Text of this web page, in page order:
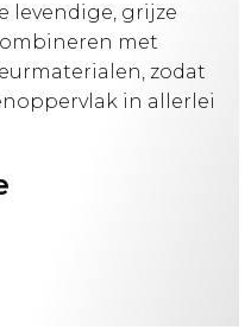
levendige, grijze
met
zodat
in allerlei